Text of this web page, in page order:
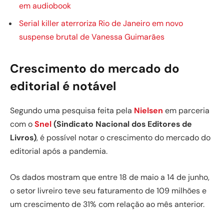
em audiobook
Serial killer aterroriza Rio de Janeiro em novo
suspense brutal de Vanessa Guimarães
Crescimento do mercado do
editorial é notável
Segundo uma pesquisa feita pela Nielsen em parceria
com oSnel(Sindicato Nacional dos Editores de
Livros), é possível notar o crescimento do mercado do
editorial após a pandemia.
Os dados mostram que entre 18 de maio a 14 de junho,
o setor livreiro teve seu faturamento de 109 milhões e
um crescimento de 31% com relação ao mês anterior.